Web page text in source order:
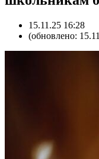
15.11.25 16:28
(обновлено: